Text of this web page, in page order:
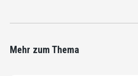
Mehr zum Thema